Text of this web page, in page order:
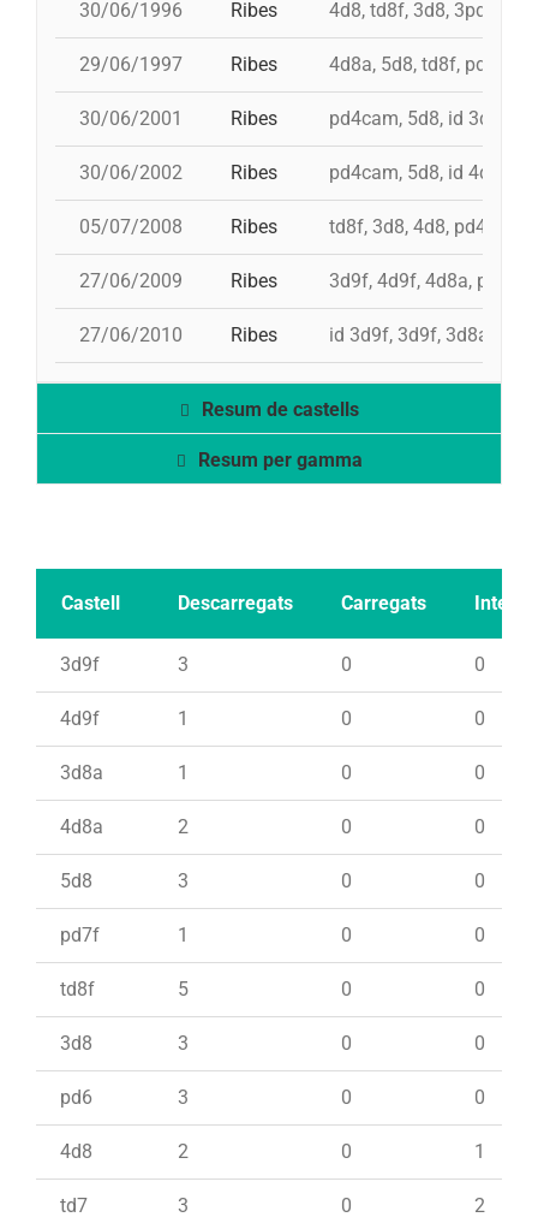
30/06/1996 Ribes 4d8, td8f, 3d8, 3pd5
29/06/1997 Ribes 4d8a, 5d8, td8f, pd6
30/06/2001 Ribes pd4cam, 5d8, id 3d9f,
30/06/2002 Ribes pd4cam, 5d8, id 4d8, id
05/07/2008 Ribes td8f, 3d8, 4d8, pd4, pd5
27/06/2009 Ribes 3d9f, 4d9f, 4d8a, pd6,
27/06/2010 Ribes id 3d9f, 3d9f, 3d8a,
Resum de castells
Resum per gamma
Castell Descarregats Carregats Intents
3d9f 3 0 0
4d9f 1 0 0
3d8a 1 0 0
4d8a 2 0 0
5d8 3 0 0
pd7f 1 0 0
td8f 5 0 0
3d8 3 0 0
pd6 3 0 0
4d8 2 0 1
td7 3 0 2